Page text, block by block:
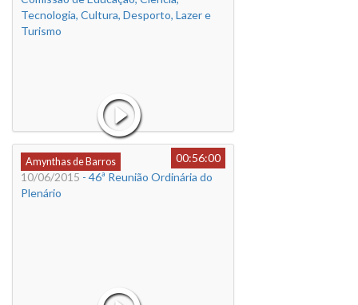
Tecnologia, Cultura, Desporto, Lazer e
Turismo
Amynthas de Barros
00:56:00
10/06/2015 - 46ª Reunião Ordinária do
Plenário